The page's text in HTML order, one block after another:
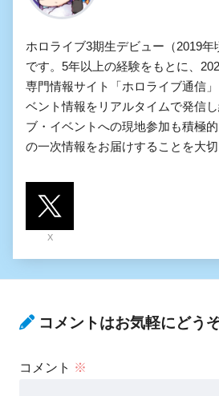
ホロライブ3期生デビュー（2019
です。5年以上の経験をもとに、
専門情報サイト「ホロライブ通信
ベント情報をリアルタイムで発信
ブ・イベントへの現地参加も積極
の一次情報をお届けすることを大切
X
コメントはお気軽にどう
コメント ※